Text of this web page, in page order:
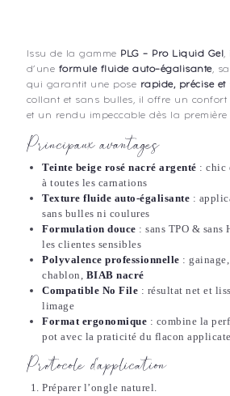
Issu de la gamme PLG – Pro Liquid Gel ,
d’une formule fluide auto-égalisante,
qui garantit une pose rapide, précise
collant et sans bulles, il offre un confort
et un rendu impeccable dès la première
Principaux avantages
Teinte beige rosé nacré argenté : chic
à toutes les carnations
Texture fluide auto-égalisante :
sans bulles ni coulures
Formulation douce : sans TPO &
les clientes sensibles
Polyvalence professionnelle :
chablon, BIAB nacré
Compatible No File : résultat net et
limage
Format ergonomique : combine la
pot avec la praticité du flacon
Protocole d’application
Préparer l’ongle naturel.